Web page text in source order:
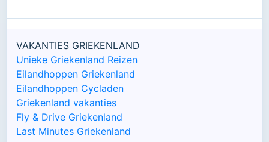
VAKANTIES GRIEKENLAND
Unieke Griekenland Reizen
Eilandhoppen Griekenland
Eilandhoppen Cycladen
Griekenland vakanties
Fly & Drive Griekenland
Last Minutes Griekenland